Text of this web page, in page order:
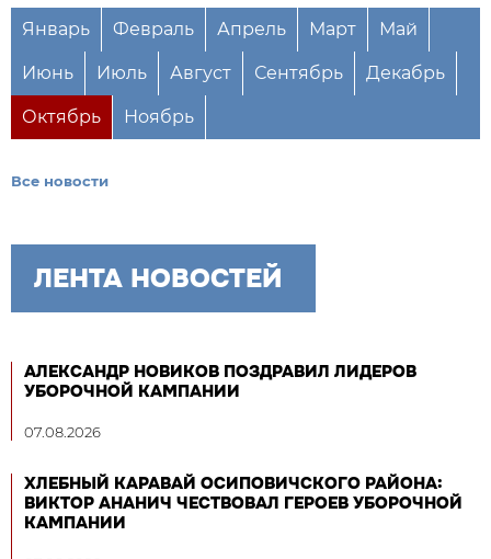
Январь Февраль Апрель Март Май
Июнь Июль Август Сентябрь Декабрь
Октябрь Ноябрь
Все новости
ЛЕНТА НОВОСТЕЙ
АЛЕКСАНДР НОВИКОВ ПОЗДРАВИЛ ЛИДЕРОВ
УБОРОЧНОЙ КАМПАНИИ
07.08.2026
ХЛЕБНЫЙ КАРАВАЙ ОСИПОВИЧСКОГО РАЙОНА:
ВИКТОР АНАНИЧ ЧЕСТВОВАЛ ГЕРОЕВ УБОРОЧНОЙ
КАМПАНИИ